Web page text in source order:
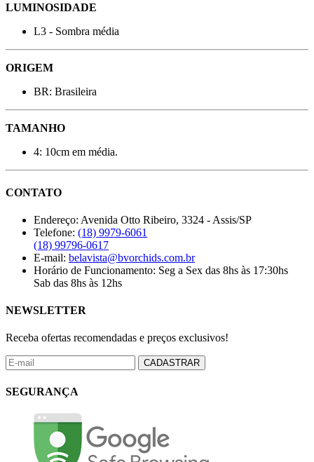
LUMINOSIDADE
L3 - Sombra média
ORIGEM
BR: Brasileira
TAMANHO
4: 10cm em média.
CONTATO
Endereço: Avenida Otto Ribeiro, 3324 - Assis/SP
Telefone: (18) 9979-6061
(18) 99796-0617
E-mail: belavista@bvorchids.com.br
Horário de Funcionamento: Seg a Sex das 8hs às 17:30hs
Sab das 8hs às 12hs
NEWSLETTER
Receba ofertas recomendadas e preços exclusivos!
CADASTRAR
SEGURANÇA